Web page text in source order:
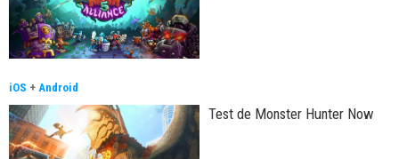
iOS + Android
Test de Monster Hunter Now